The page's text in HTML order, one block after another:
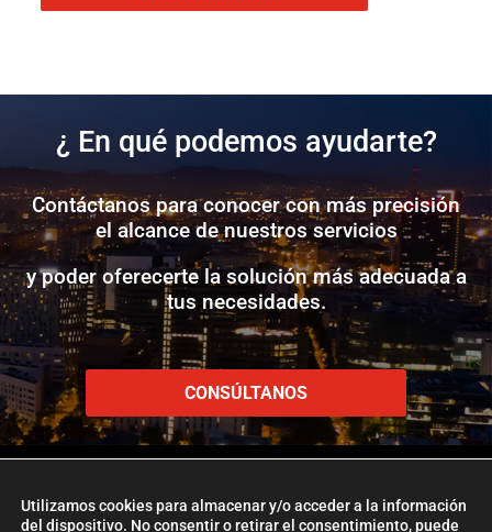
¿ En qué podemos ayudarte?
Contáctanos para conocer con más precisión
el alcance de nuestros servicios
y poder oferecerte la solución más adecuada a
tus necesidades.
CONSÚLTANOS
Utilizamos cookies para almacenar y/o acceder a la información
del dispositivo. No consentir o retirar el consentimiento, puede